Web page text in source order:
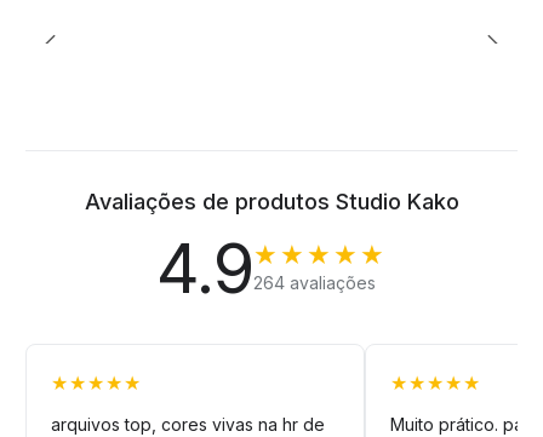
Avaliações de produtos Studio Kako
4.9★★★★★
264 avaliações
★★★★★
arquivos top, cores vivas na hr de
★★★★★
Muito prático.